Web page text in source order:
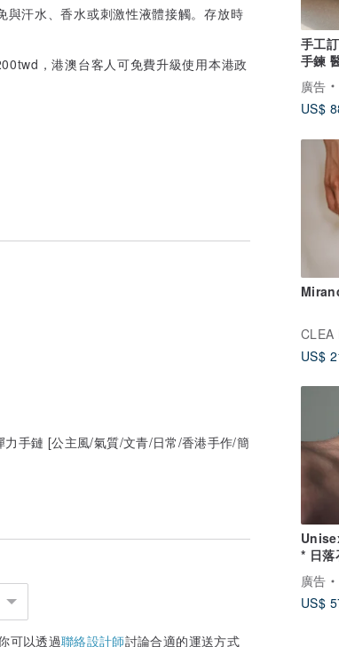
手工
手鍊
廣告
US$
CLEA
US$
* 日落
平靜
廣告
US$
汗水、香水或刺激性液體接觸。存放時
，港澳台客人可免費升級使用本港政
手鏈 [公主風/氣質/文青/日常/香港手作/簡
可以透過聯絡設計師討論合適的運送方式